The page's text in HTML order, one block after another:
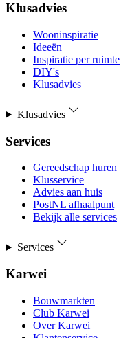
Klusadvies
Wooninspiratie
Ideeën
Inspiratie per ruimte
DIY's
Klusadvies
Klusadvies
Services
Gereedschap huren
Klusservice
Advies aan huis
PostNL afhaalpunt
Bekijk alle services
Services
Karwei
Bouwmarkten
Club Karwei
Over Karwei